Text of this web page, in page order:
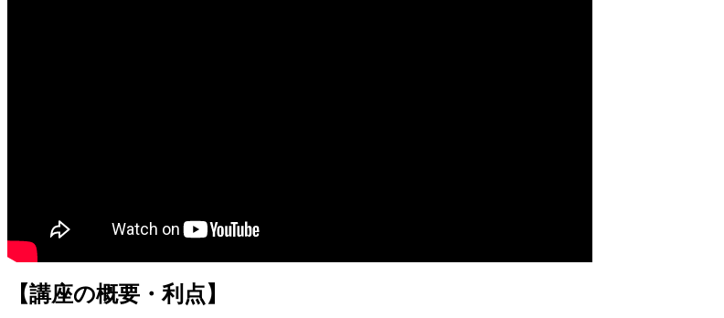
【講座の概要・利点】